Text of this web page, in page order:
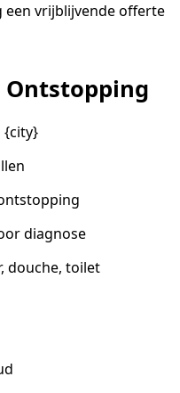
een vrijblijvende offerte
{city}
diagnose
douche, toilet